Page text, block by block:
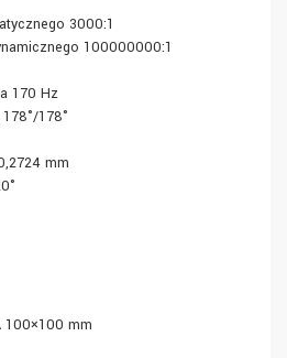
3000:1
100000000:1
170 Hz
178°
mm
100×100 mm